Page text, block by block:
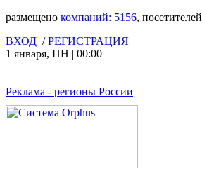
размещено компаний: 5156, посетителей
ВХОД /РЕГИСТРАЦИЯ
1 января, ПН | 00:00
Реклама - регионы России